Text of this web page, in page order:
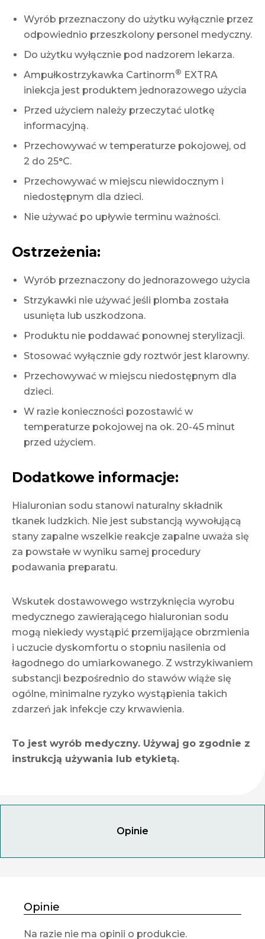
Opinie
Wyrób przeznaczony do użytku wyłącznie przez
odpowiednio przeszkolony personel medyczny.
Do użytku wyłącznie pod nadzorem lekarza.
Ampułkostrzykawka Cartinorm® EXTRA
iniekcja jest produktem jednorazowego użycia
Przed użyciem należy przeczytać ulotkę
informacyjną.
Przechowywać w temperaturze pokojowej, od
2 do 25°C.
Przechowywać w miejscu niewidocznym i
niedostępnym dla dzieci.
Nie używać po upływie terminu ważności.
Ostrzeżenia:
Wyrób przeznaczony do jednorazowego użycia
Strzykawki nie używać jeśli plomba została
usunięta lub uszkodzona.
Produktu nie poddawać ponownej sterylizacji.
Stosować wyłącznie gdy roztwór jest klarowny.
Przechowywać w miejscu niedostępnym dla
dzieci.
W razie konieczności pozostawić w
temperaturze pokojowej na ok. 20-45 minut
przed użyciem.
Dodatkowe informacje:
Hialuronian sodu stanowi naturalny składnik
tkanek ludzkich. Nie jest substancją wywołującą
stany zapalne wszelkie reakcje zapalne uważa się
za powstałe w wyniku samej procedury
podawania preparatu.
Wskutek dostawowego wstrzyknięcia wyrobu
medycznego zawierającego hialuronian sodu
mogą niekiedy wystąpić przemijające obrzmienia
i uczucie dyskomfortu o stopniu nasilenia od
łagodnego do umiarkowanego. Z wstrzykiwaniem
substancji bezpośrednio do stawów wiąże się
ogólne, minimalne ryzyko wystąpienia takich
zdarzeń jak infekcje czy krwawienia.
To jest wyrób medyczny. Używaj go zgodnie z
instrukcją używania lub etykietą.
Opinie
Na razie nie ma opinii o produkcie.